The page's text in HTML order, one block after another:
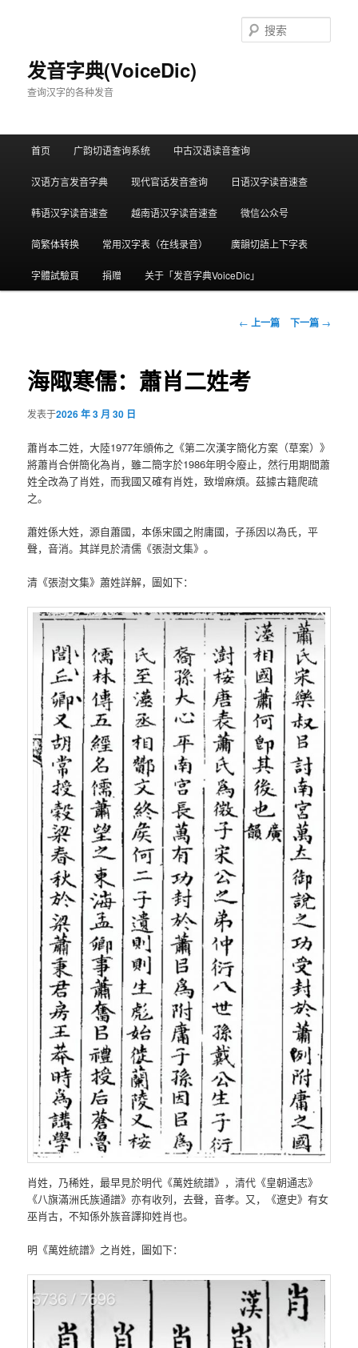
发音字典(VoiceDic)
查询汉字的各种发音
索
首页 广韵切语查询系统 中古汉语读音查询
汉语方言发音字典 现代官话发音查询 日语汉字读音速查
韩语汉字读音速查 越南语汉字读音速查 微信公众号
简繁体转换 常用汉字表（在线录音） 廣韻切語上下字表
字體試驗頁 捐赠 关于「发音字典VoiceDic」
文
航
← 上一篇 下一篇 →
海陬寒儒：蕭肖二姓考
发表于2026 年 3 月 30 日
蕭肖本二姓，大陸1977年頒佈之《第二次漢字簡化方案（草案）》
將蕭肖合併簡化為肖，雖二簡字於1986年明令廢止，然行用期間蕭
姓全改為了肖姓，而我國又確有肖姓，致增麻煩。茲據古籍爬疏
之。
蕭姓係大姓，源自蕭國，本係宋國之附庸國，子孫因以為氏，平
聲，音消。其詳見於清儒《張澍文集》。
清《張澍文集》蕭姓詳解，圖如下：
肖姓，乃稀姓，最早見於明代《萬姓統譜》，清代《皇朝通志》
《八旗滿洲氏族通譜》亦有收列，去聲，音孝。又，《遼史》有女
巫肖古，不知係外族音譯抑姓肖也。
明《萬姓統譜》之肖姓，圖如下：